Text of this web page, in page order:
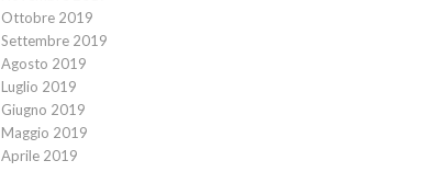
Ottobre 2019
Settembre 2019
Agosto 2019
Luglio 2019
Giugno 2019
Maggio 2019
Aprile 2019